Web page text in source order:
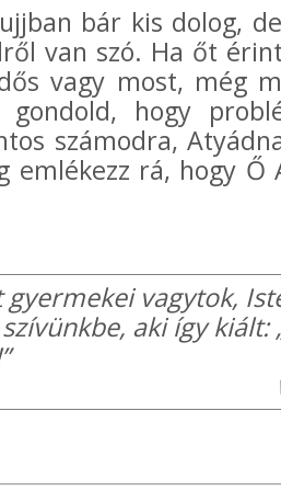
bár kis dolog,
van szó. Ha őt
vagy most, még
hogy
számodra,
emlékezz rá, hogy Ő
gyermekei vagytok,
aki így kiált: